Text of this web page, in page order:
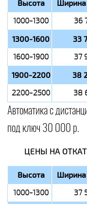
Высота
1000-1300 36
1300-1600 33
1600-1900 37
1900-2200 38
2200-2500 38
Автоматика с
под ключ 30 000 р.
ЦЕНЫ НА
Высота
1000-1300 37